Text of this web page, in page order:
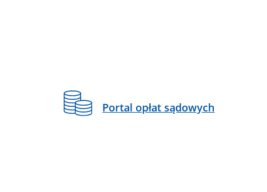
Portal opłat sądowych